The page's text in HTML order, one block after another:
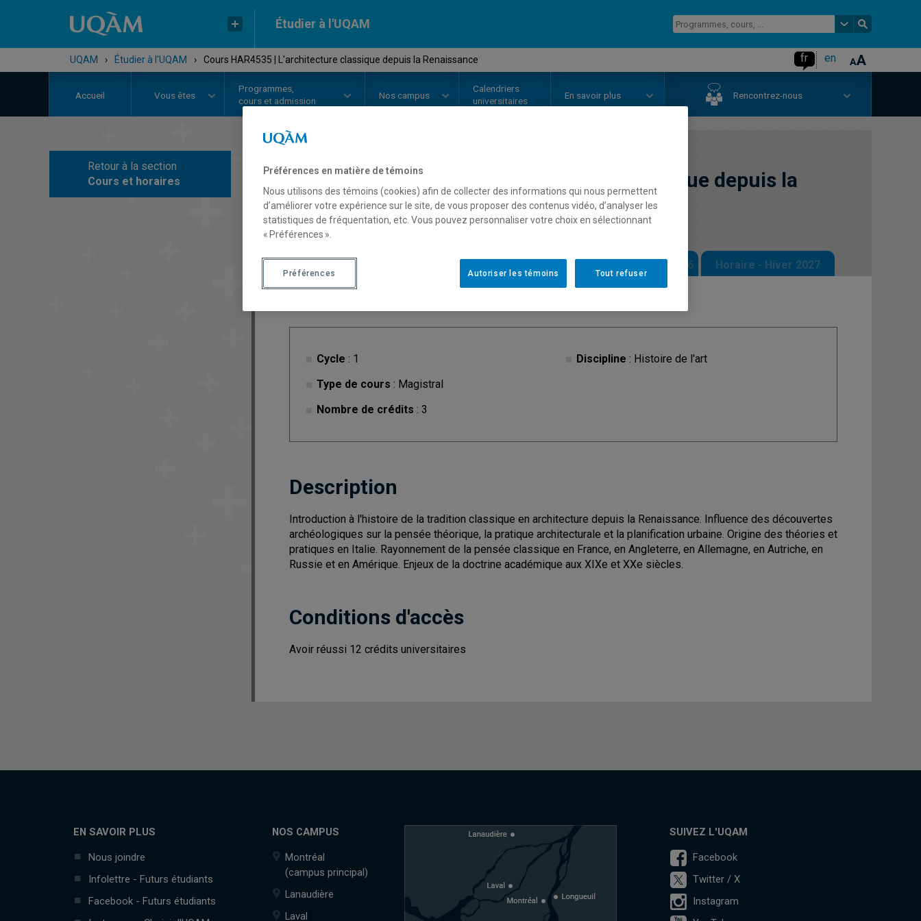
Étudier à l'UQAM
UQAM › Étudier à l'UQAM › Cours HAR4535 | L'architecture classique depuis la Renaissance fr en
Accueil Vous êtes
Programmes,
cours et admission
Nos campus
Calendriers
universitaires
En savoir plus Rencontrez-nous
Retour à la section
Cours et horaires
COURS// HAR4535
L'architecture classique depuis la
Renaissance
Description Horaire - Été 2026 Horaire - Automne 2026 Horaire - Hiver 2027
Cycle : 1
Type de cours : Magistral
Nombre de crédits : 3
Discipline : Histoire de l'art
Description
Introduction à l'histoire de la tradition classique en architecture depuis la Renaissance. Influence des découvertes
archéologiques sur la pensée théorique, la pratique architecturale et la planification urbaine. Origine des théories et
pratiques en Italie. Rayonnement de la pensée classique en France, en Angleterre, en Allemagne, en Autriche, en
Russie et en Amérique. Enjeux de la doctrine académique aux XIXe et XXe siècles.
Conditions d'accès
Avoir réussi 12 crédits universitaires
EN SAVOIR PLUS
Nous joindre
Infolettre - Futurs étudiants
Facebook - Futurs étudiants
NOS CAMPUS
Montréal
(campus principal)
Lanaudière
Laval
SUIVEZ L'UQAM
Facebook
Twitter / X
Instagram
Préférences en matière de témoins
Nous utilisons des témoins (cookies) afin de collecter des informations qui nous permettent
d’améliorer votre expérience sur le site, de vous proposer des contenus vidéo, d’analyser les
statistiques de fréquentation, etc. Vous pouvez personnaliser votre choix en sélectionnant
« Préférences ».
Tout refuser
Autoriser les témoins
Préférences